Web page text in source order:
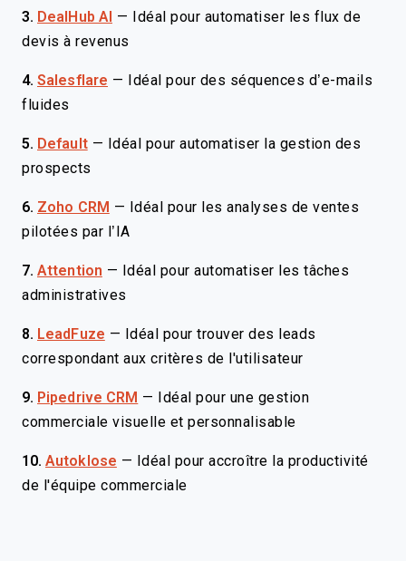
3. DealHub AI —
Idéal pour automatiser les flux de
devis à revenus
4. Salesflare —
Idéal pour des séquences d’e-mails
fluides
5. Default —
Idéal pour automatiser la gestion des
prospects
6. Zoho CRM —
Idéal pour les analyses de ventes
pilotées par l’IA
7. Attention —
Idéal pour automatiser les tâches
administratives
8. LeadFuze —
Idéal pour trouver des leads
correspondant aux critères de l'utilisateur
9. Pipedrive CRM —
Idéal pour une gestion
commerciale visuelle et personnalisable
10. Autoklose —
Idéal pour accroître la productivité
de l'équipe commerciale